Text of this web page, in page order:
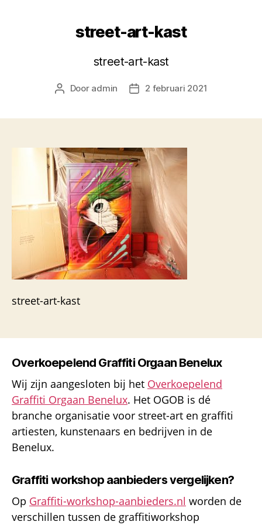
street-art-kast
street-art-kast
Berichtauteur
Door admin Berichtdatum
2 februari 2021
street-art-kast
Overkoepelend Graffiti Orgaan Benelux
Wij zijn aangesloten bij het Overkoepelend
Graffiti Orgaan Benelux. Het OGOB is dé
branche organisatie voor street-art en graffiti
artiesten, kunstenaars en bedrijven in de
Benelux.
Graffiti workshop aanbieders vergelijken?
Op Graffiti-workshop-aanbieders.nl worden de
verschillen tussen de graffitiworkshop